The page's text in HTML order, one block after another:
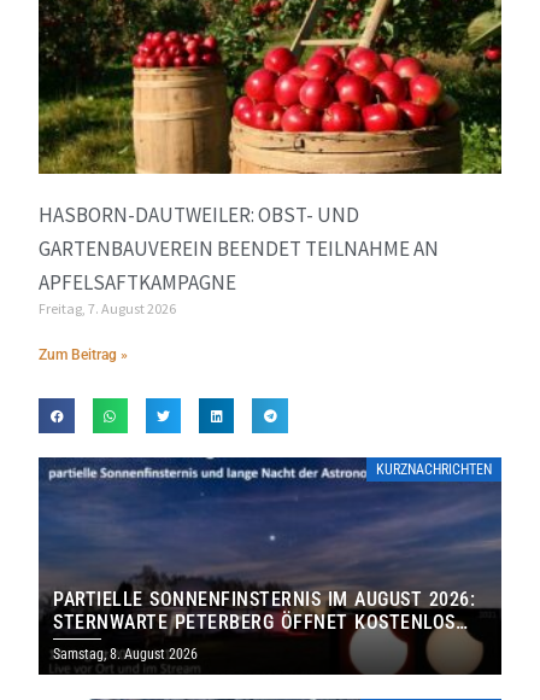
HASBORN-DAUTWEILER: OBST- UND
GARTENBAUVEREIN BEENDET TEILNAHME AN
APFELSAFTKAMPAGNE
Freitag, 7. August 2026
Zum Beitrag »
KURZNACHRICHTEN
PARTIELLE SONNENFINSTERNIS IM AUGUST 2026:
STERNWARTE PETERBERG ÖFFNET KOSTENLOS
IHRE TORE
Samstag, 8. August 2026